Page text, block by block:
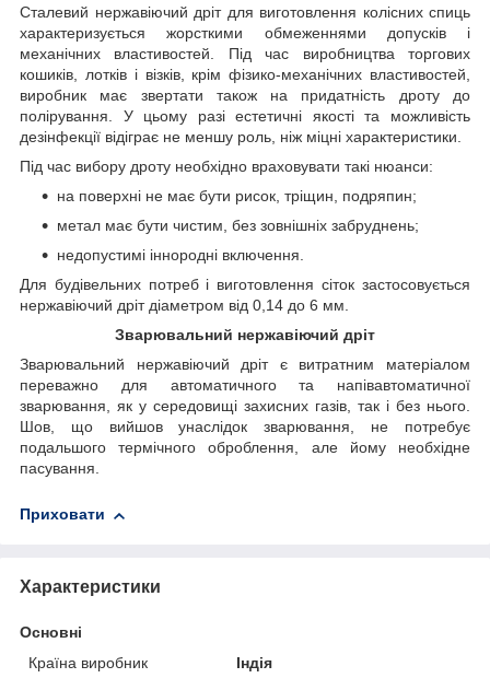
Сталевий нержавіючий дріт для виготовлення колісних спиць
характеризується жорсткими обмеженнями допусків і
механічних властивостей. Під час виробництва торгових
кошиків, лотків і візків, крім фізико-механічних властивостей,
виробник має звертати також на придатність дроту до
полірування. У цьому разі естетичні якості та можливість
дезінфекції відіграє не меншу роль, ніж міцні характеристики.
Під час вибору дроту необхідно враховувати такі нюанси:
на поверхні не має бути рисок, тріщин, подряпин;
метал має бути чистим, без зовнішніх забруднень;
недопустимі іннородні включення.
Для будівельних потреб і виготовлення сіток застосовується
нержавіючий дріт діаметром від 0,14 до 6 мм.
Зварювальний нержавіючий дріт
Зварювальний нержавіючий дріт є витратним матеріалом
переважно для автоматичного та напівавтоматичної
зварювання, як у середовищі захисних газів, так і без нього.
Шов, що вийшов унаслідок зварювання, не потребує
подальшого термічного оброблення, але йому необхідне
пасування.
Приховати
Характеристики
Основні
Країна виробник
Індія